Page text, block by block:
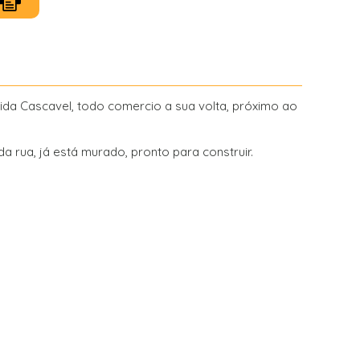
Cascavel, todo comercio a sua volta, próximo ao
rua, já está murado, pronto para construir.